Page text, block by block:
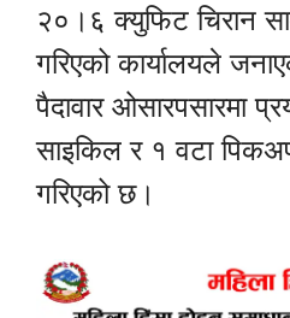
२०।६ क्युफिट चिरान
गरिएको कार्यालयले
पैदावार ओसारपसारमा
साइकिल र १ वटा
गरिएको छ।